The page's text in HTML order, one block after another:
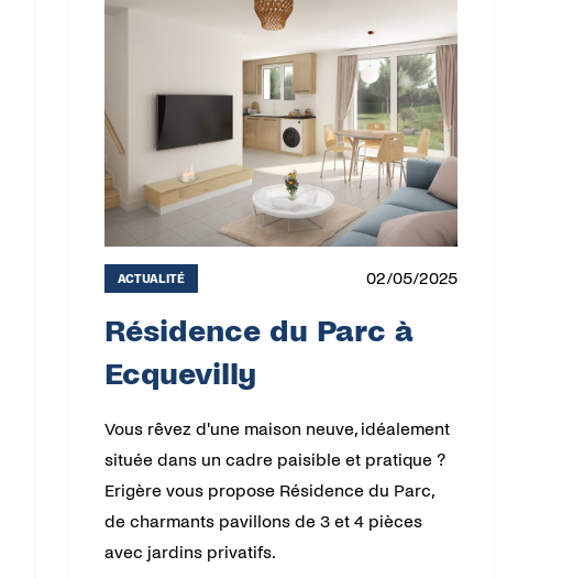
ACTUALITÉ 02/05/2025
Résidence du Parc à
Ecquevilly
Vous rêvez d'une maison neuve, idéalement
située dans un cadre paisible et pratique ?
Erigère vous propose Résidence du Parc,
de charmants pavillons de 3 et 4 pièces
avec jardins privatifs.